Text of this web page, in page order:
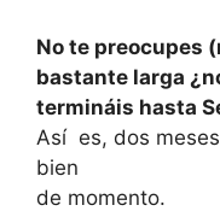
No te preocupes
bastante larga
termináis hasta
Así es, dos
bien
de momento.